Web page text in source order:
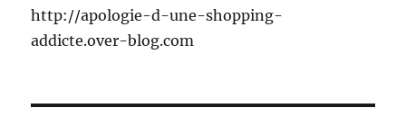
http://apologie-d-une-shopping-
addicte.over-blog.com